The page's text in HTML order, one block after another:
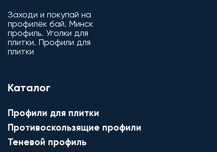
Заходи и покупай на
профилёк бай. Минск
профиль. Уголки для
плитки. Профили для
плитки
Каталог
Профили для плитки
Противоскользящие профили
Теневой профиль